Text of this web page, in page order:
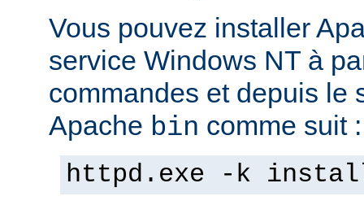
Vous pouvez installer
service Windows NT à
commandes et depuis le
Apache bin comme suit :
httpd.exe -k